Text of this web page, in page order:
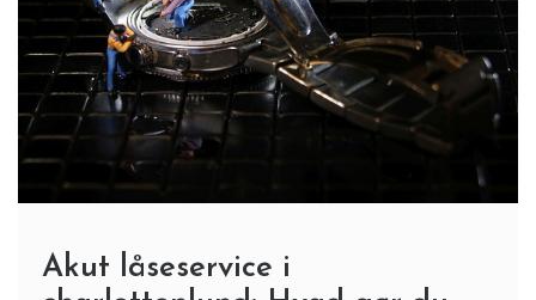
Akut låseservice i